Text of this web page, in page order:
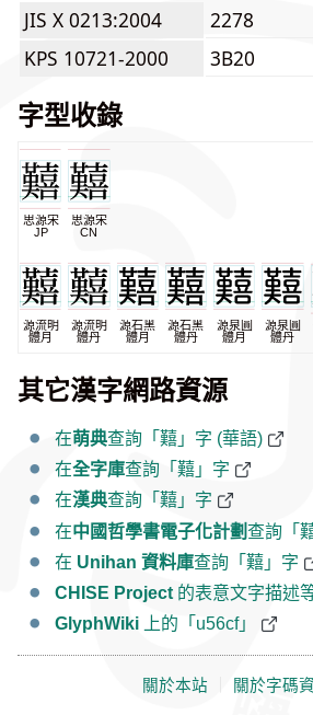
JIS X 0213:2004
2278
KPS 10721-2000
3B20
字型收錄
思源宋
JP
思源宋
CN
源流明
體月
源流明
體丹
源石黑
體月
源石黑
體丹
源泉圓
體月
源泉圓
體丹
其它漢字網路資源
在萌典查詢「囏」字 (華語)
在全字庫查詢「囏」字
在漢典查詢「囏」字
在中國哲學書電子化計劃查詢「
在 Unihan 資料庫查詢「囏」字
CHISE Project 的表意文字描述
GlyphWiki 上的「u56cf」
關於本站 關於字碼